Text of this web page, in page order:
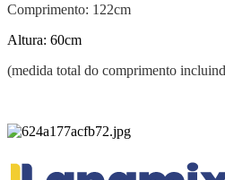
Comprimento: 122cm
Altura: 60cm
(medida total do comprimento